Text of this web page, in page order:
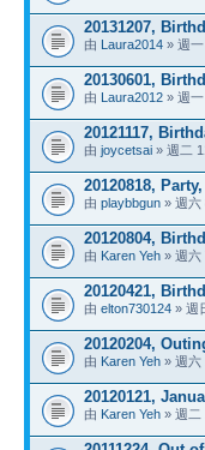
20131207,
由 Laura2014 » 週
20130601,
由 Laura2012 » 週
20121117,
由 joycetsai » 週二
20120818,
由 playbbgun » 週六
20120804,
由 Karen Yeh » 週六
20120421,
由 elton730124 » 週
20120204,
由 Karen Yeh » 週六
20120121,
由 Karen Yeh » 週二